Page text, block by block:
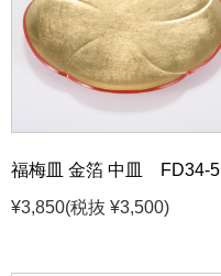
福梅皿 金箔 中皿 FD34-5
¥3,850(税抜 ¥3,500)